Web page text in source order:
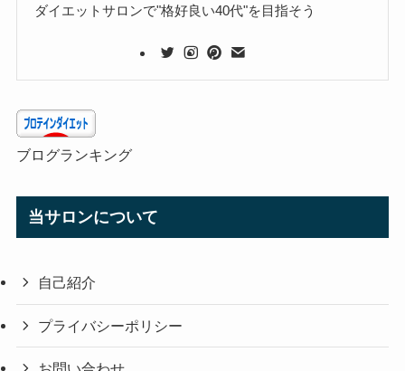
ダイエットサロンで"格好良い40代"を目指そう
ブログランキング
当サロンについて
自己紹介
プライバシーポリシー